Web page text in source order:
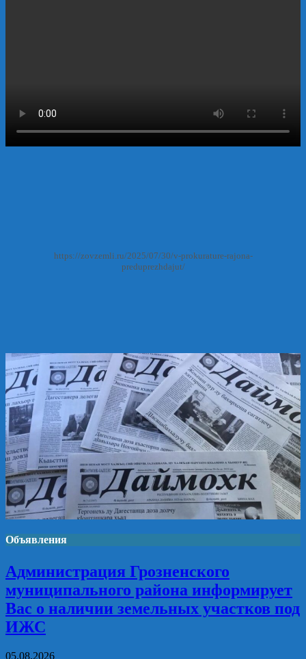
https://zovzemli.ru/2025/07/30/v-prokurature-rajona-
preduprezhdajut/
Объявления
Администрация Грозненского
муниципального района информирует
Вас о наличии земельных участков под
ИЖС
05.08.2026